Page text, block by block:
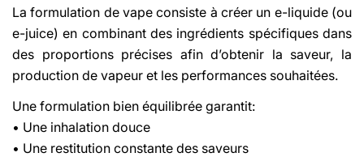
La formulation de vape consiste à créer un e-liquide (ou
e-juice) en combinant des ingrédients spécifiques dans
des proportions précises afin d’obtenir la saveur, la
production de vapeur et les performances souhaitées.
Une formulation bien équilibrée garantit:
• Une inhalation douce
• Une restitution constante des saveurs